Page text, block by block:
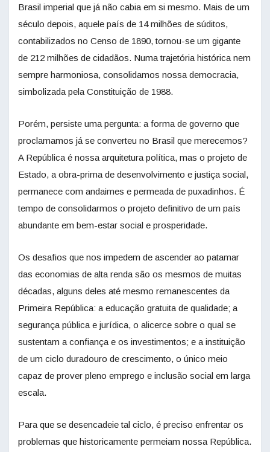
Brasil imperial que já não cabia em si mesmo. Mais de um
século depois, aquele país de 14 milhões de súditos,
contabilizados no Censo de 1890, tornou-se um gigante
de 212 milhões de cidadãos. Numa trajetória histórica nem
sempre harmoniosa, consolidamos nossa democracia,
simbolizada pela Constituição de 1988.
Porém, persiste uma pergunta: a forma de governo que
proclamamos já se converteu no Brasil que merecemos?
A República é nossa arquitetura política, mas o projeto de
Estado, a obra-prima de desenvolvimento e justiça social,
permanece com andaimes e permeada de puxadinhos. É
tempo de consolidarmos o projeto definitivo de um país
abundante em bem-estar social e prosperidade.
Os desafios que nos impedem de ascender ao patamar
das economias de alta renda são os mesmos de muitas
décadas, alguns deles até mesmo remanescentes da
Primeira República: a educação gratuita de qualidade; a
segurança pública e jurídica, o alicerce sobre o qual se
sustentam a confiança e os investimentos; e a instituição
de um ciclo duradouro de crescimento, o único meio
capaz de prover pleno emprego e inclusão social em larga
escala.
Para que se desencadeie tal ciclo, é preciso enfrentar os
problemas que historicamente permeiam nossa República.